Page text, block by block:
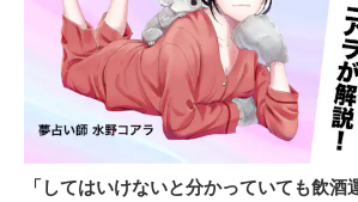
「してはいけないと分かっていても飲